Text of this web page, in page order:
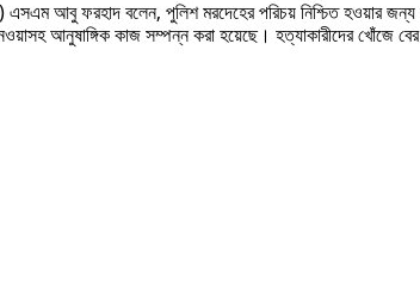
এসএম আবু ফরহাদ বলেন, পুলিশ মরদেহের পরিচয় নিশ্চিত হওয়ার
নেওয়াসহ আনুষাঙ্গিক কাজ সম্পন্ন করা হয়েছে। হত্যাকারীদের